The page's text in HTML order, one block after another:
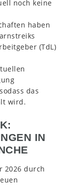
noch keine
haben
(TdL)
das
wird.
IN
2026 durch